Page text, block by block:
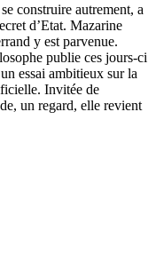
construire autrement, a
d’Etat. Mazarine
y est parvenue.
publie ces jours-ci
essai ambitieux sur la
Invitée de
un regard, elle revient